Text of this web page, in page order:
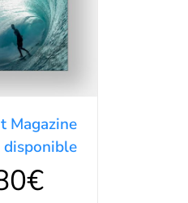
Magazine
disponible
€